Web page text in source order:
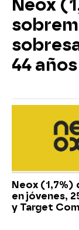
Neox
44
Neox (1,7%)
en jóvenes,
y Target